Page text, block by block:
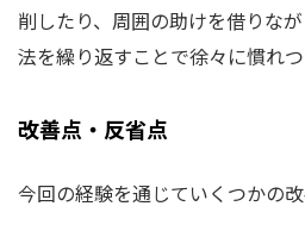
削したり、周囲の助けを借りな
法を繰り返すことで徐々に慣れつ
改善点・反省点
今回の経験を通じていくつかの